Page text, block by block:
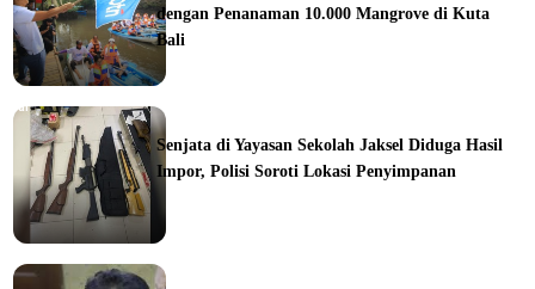
dengan Penanaman 10.000 Mangrove di Kuta
Bali
Senjata di Yayasan Sekolah Jaksel Diduga Hasil
Impor, Polisi Soroti Lokasi Penyimpanan